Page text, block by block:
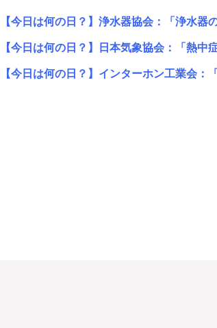
【今日は何の日？】浄水器協会：「浄水
【今日は何の日？】日本気象協会：「熱
【今日は何の日？】インターホン工業会